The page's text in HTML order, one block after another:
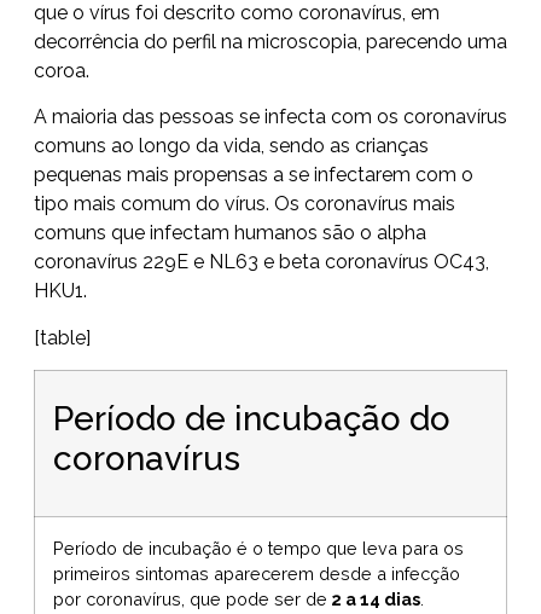
que o vírus foi descrito como coronavírus, em
decorrência do perfil na microscopia, parecendo uma
coroa.
A maioria das pessoas se infecta com os coronavírus
comuns ao longo da vida, sendo as crianças
pequenas mais propensas a se infectarem com o
tipo mais comum do vírus. Os coronavírus mais
comuns que infectam humanos são o alpha
coronavírus 229E e NL63 e beta coronavírus OC43,
HKU1.
[table]
Período de incubação do
coronavírus
Período de incubação é o tempo que leva para os
primeiros sintomas aparecerem desde a infecção
por coronavírus, que pode ser de 2 a 14 dias